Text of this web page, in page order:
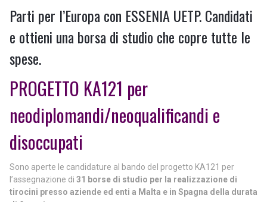
Parti per l’Europa con ESSENIA UETP. Candidati
e ottieni una borsa di studio che copre tutte le
spese.
PROGETTO KA121 per
neodiplomandi/neoqualificandi e
disoccupati
Sono aperte le candidature al bando del progetto KA121 per
l’assegnazione di 31 borse di studio per la realizzazione di
tirocini presso aziende ed enti a Malta e in Spagna della durata